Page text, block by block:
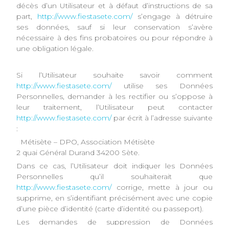
décès d’un Utilisateur et à défaut d’instructions de sa
part, http://www.fiestasete.com/s’engage à détruire
ses données, sauf si leur conservation s’avère
nécessaire à des fins probatoires ou pour répondre à
une obligation légale.
Si l’Utilisateur souhaite savoir comment
http://www.fiestasete.com/utilise ses Données
Personnelles, demander à les rectifier ou s’oppose à
leur traitement, l’Utilisateur peut contacter
http://www.fiestasete.com/par écrit à l’adresse suivante
:
Métisète – DPO, Association Métisète
2 quai Général Durand 34200 Sète.
Dans ce cas, l’Utilisateur doit indiquer les Données
Personnelles qu’il souhaiterait que
http://www.fiestasete.com/corrige, mette à jour ou
supprime, en s’identifiant précisément avec une copie
d’une pièce d’identité (carte d’identité ou passeport).
Les demandes de suppression de Données